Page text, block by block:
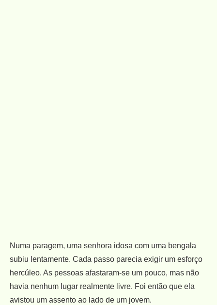
Numa paragem, uma senhora idosa com uma bengala
subiu lentamente. Cada passo parecia exigir um esforço
hercúleo. As pessoas afastaram-se um pouco, mas não
havia nenhum lugar realmente livre. Foi então que ela
avistou um assento ao lado de um jovem.